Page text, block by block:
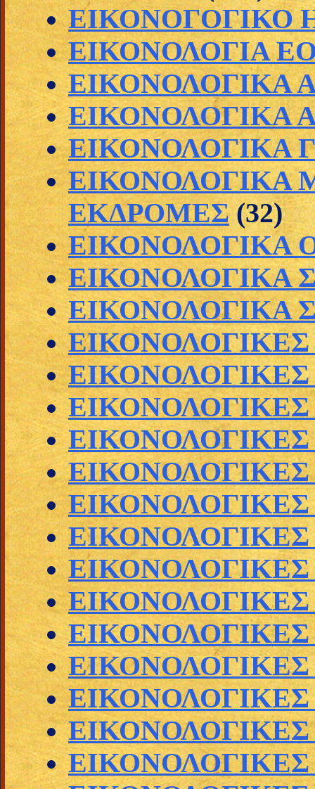
ΕΙΚΟΝΟΓΟΓΙΚΟ
ΕΙΚΟΝΟΛΟΓΙΑ
ΕΙΚΟΝΟΛΟΓΙΚΑ
ΕΙΚΟΝΟΛΟΓΙΚΑ
ΕΙΚΟΝΟΛΟΓΙΚΑ
ΕΙΚΟΝΟΛΟΓΙΚΑ
ΕΚΔΡΟΜΕΣ (32)
ΕΙΚΟΝΟΛΟΓΙΚΑ
ΕΙΚΟΝΟΛΟΓΙΚΑ
ΕΙΚΟΝΟΛΟΓΙΚΑ
ΕΙΚΟΝΟΛΟΓΙΚΕΣ
ΕΙΚΟΝΟΛΟΓΙΚΕΣ
ΕΙΚΟΝΟΛΟΓΙΚΕΣ
ΕΙΚΟΝΟΛΟΓΙΚΕΣ